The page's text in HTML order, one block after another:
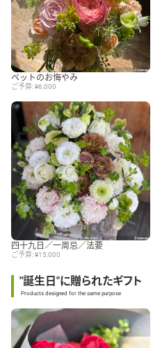
ペットのお悔やみ
ご予算: ¥6,000
四十九日／一周忌／法要
ご予算: ¥15,000
"誕生日"に贈られたギフト
Products designed for the same purpose